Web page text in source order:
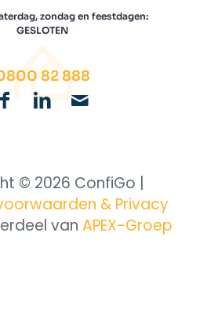
zondag en feestdagen:
GESLOTEN
82 888
© 2026 ConfiGo |
& Privacy
van APEX-Groep